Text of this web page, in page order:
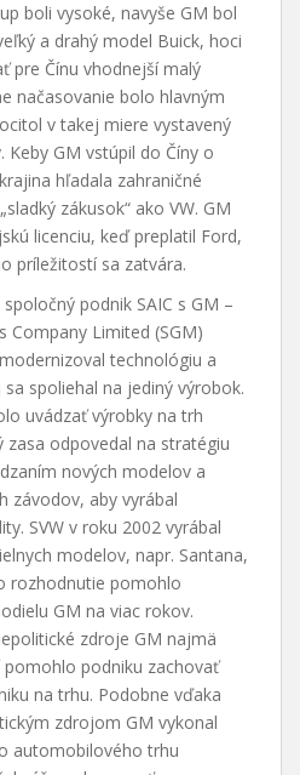
boli vysoké, navyše GM bol
a drahý model Buick, hoci
pre Čínu vhodnejší malý
načasovanie bolo hlavným
v takej miere vystavený
GM vstúpil do Číny o
hľadala zahraničné
zákusok“ ako VW. GM
licenciu, keď preplatil Ford,
príležitostí sa zatvára.
podnik SAIC s GM –
Company Limited (SGM)
technológiu a
spoliehal na jediný výrobok.
uvádzať výrobky na trh
zasa odpovedal na stratégiu
nových modelov a
závodov, aby vyrábal
SVW v roku 2002 vyrábal
modelov, napr. Santana,
rozhodnutie pomohlo
GM na viac rokov.
zdroje GM najmä
podniku zachovať
na trhu. Podobne vďaka
zdrojom GM vykonal
automobilového trhu